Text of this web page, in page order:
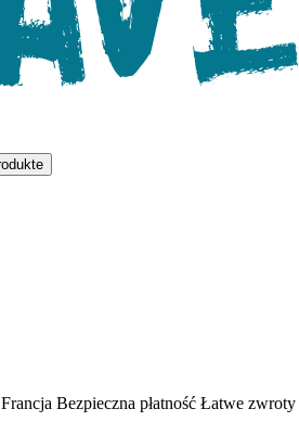
Bezpieczna płatność Łatwe zwroty